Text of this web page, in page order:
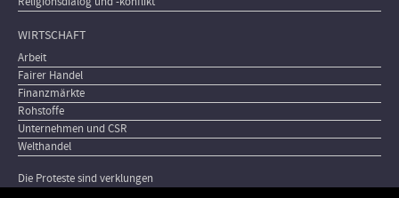
WIRTSCHAFT
Arbeit
Fairer Handel
Finanzmärkte
Rohstoffe
Unternehmen und CSR
Welthandel
Die Proteste sind verklungen